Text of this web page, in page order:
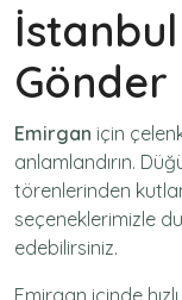
Gönder
Emirgan için
anlamlandırın.
törenlerinden
seçeneklerimizle
edebilirsiniz.